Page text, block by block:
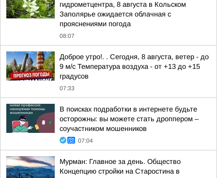
гидрометцентра, 8 августа в Кольском
Заполярье ожидается облачная с
прояснениями погода
08:07
Доброе утро!. . Сегодня, 8 августа, ветер - до
9 м/с Температура воздуха - от +13 до +15
градусов
07:33
В поисках подработки в интернете будьте
осторожны: вы можете стать дроппером –
соучастником мошенников
07:04
Мурман: Главное за день. Общество
Концепцию стройки на Старостина в